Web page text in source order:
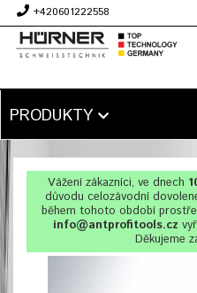
+420601222558
PRODUKTY
Vážení zákazníci, ve dnech
důvodu celozávodní
během tohoto období
info@antprofitools.cz
Děkujeme